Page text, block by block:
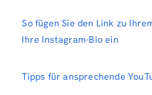
So fügen Sie den Link zu
Ihre Instagram-Bio ein
Tipps für ansprechende